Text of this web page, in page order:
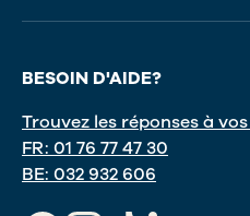
BESOIN D'AIDE?
Trouvez les réponses à
FR: 01 76 77 47 30
BE: 032 932 606